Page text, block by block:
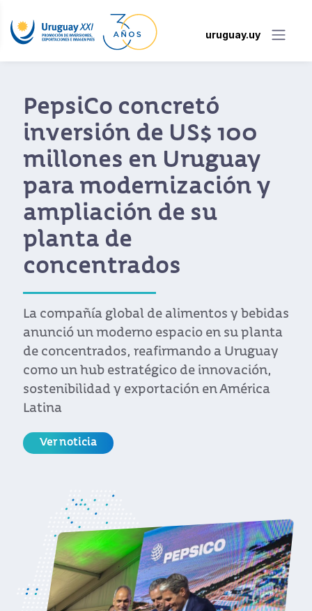
uruguay.uy
Compradores
internacionales
elogian calidad,
cercanía y flexibilidad
de la industria
uruguaya de alimentos
alimentos y bebidas se reunieron con
referentes comerciales de América Latina y
Estados Unidos en una actividad
organizada por Uruguay XXI y la CIU
Ver noticia